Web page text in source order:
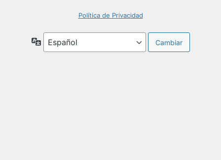
Política de Privacidad
Idioma